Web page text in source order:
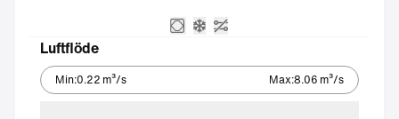
Luftflöde
Min:0.22 m³/s Max:8.06 m³/s